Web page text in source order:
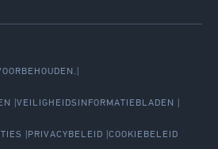
VEILIGHEIDSINFORMATIEBLADEN
PRIVACYBELEID COOKIEBELEID